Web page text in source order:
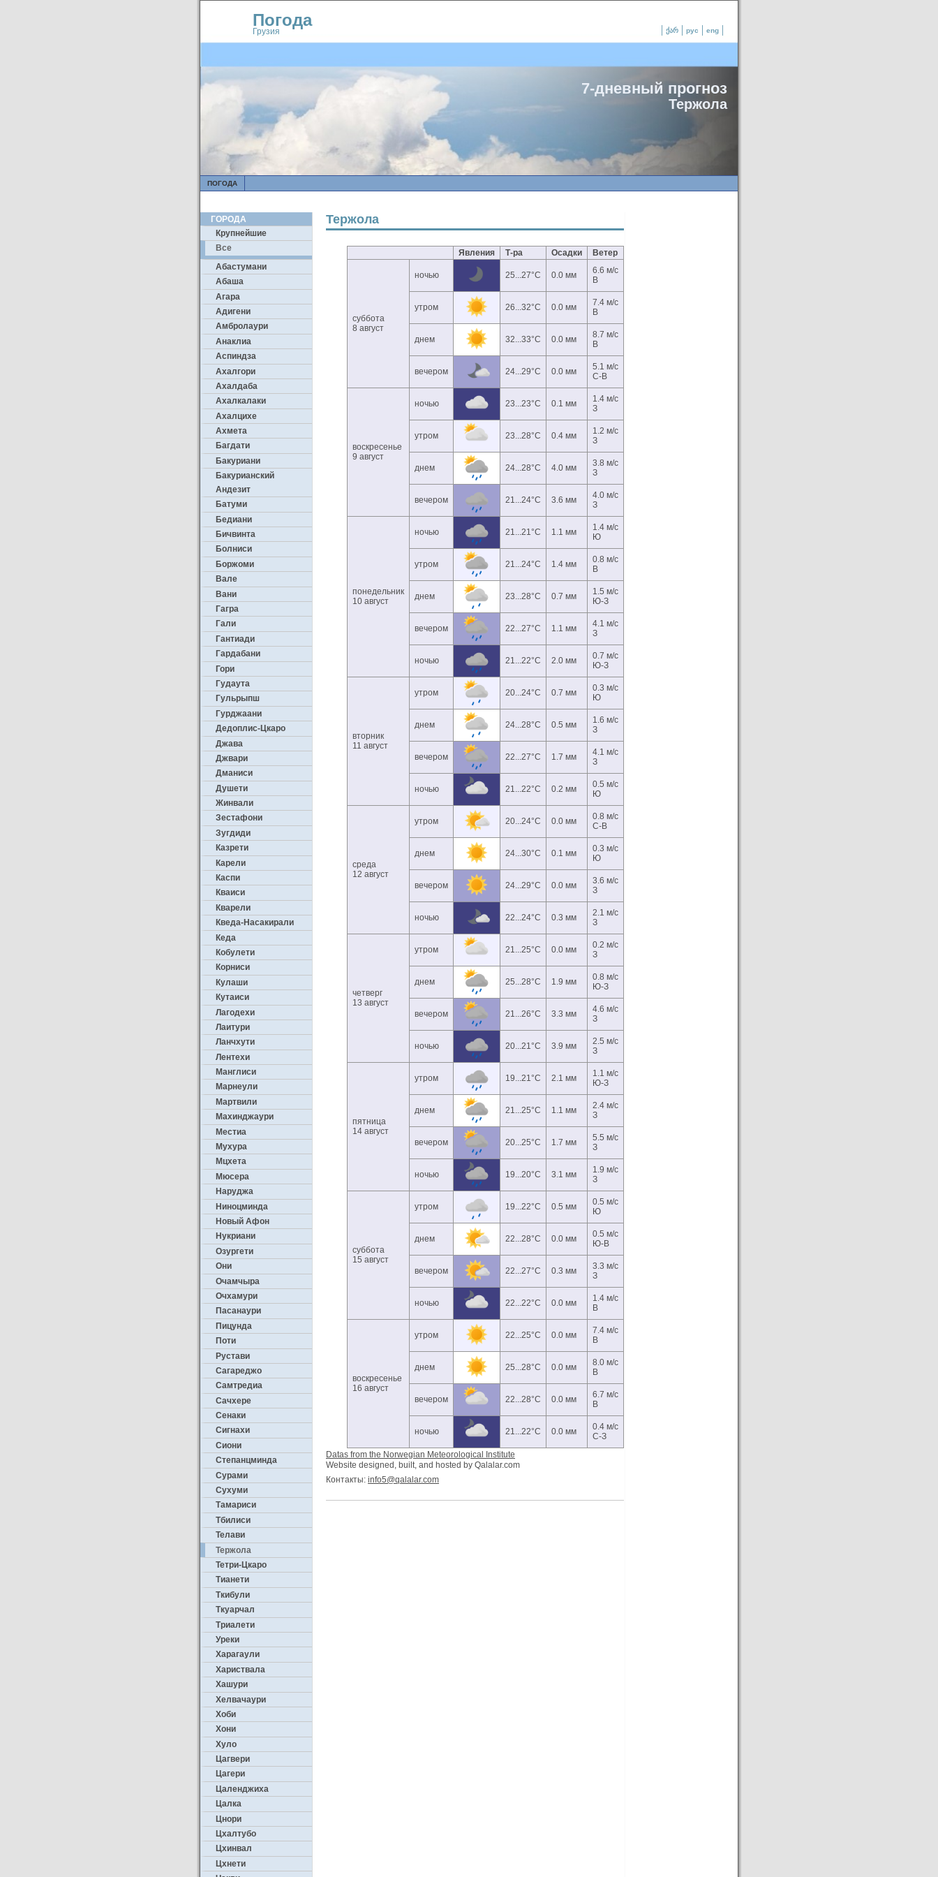
ქარ рус eng
Погода
Грузия
7-дневный прогноз
Тержола
ПОГОДА
ГОРОДА
Крупнейшие
Все
Абастумани
Абаша
Агара
Адигени
Амбролаури
Анаклиа
Аспиндза
Ахалгори
Ахалдаба
Ахалкалаки
Ахалцихе
Ахмета
Багдати
Бакуриани
Бакурианский
Андезит
Батуми
Бедиани
Бичвинта
Болниси
Боржоми
Вале
Вани
Гагра
Гали
Гантиади
Гардабани
Гори
Гудаута
Гульрыпш
Гурджаани
Дедоплис-Цкаро
Джава
Джвари
Дманиси
Душети
Жинвали
Зестафони
Зугдиди
Казрети
Карели
Каспи
Кваиси
Кварели
Кведа-Насакирали
Кеда
Кобулети
Корниси
Кулаши
Кутаиси
Лагодехи
Лаитури
Ланчхути
Лентехи
Манглиси
Марнеули
Мартвили
Махинджаури
Местиа
Мухура
Мцхета
Мюсера
Наруджа
Ниноцминда
Новый Афон
Нукриани
Озургети
Они
Очамчыра
Очхамури
Пасанаури
Пицунда
Поти
Рустави
Сагареджо
Самтредиа
Сачхере
Сенаки
Сигнахи
Сиони
Степанцминда
Сурами
Сухуми
Тамариси
Тбилиси
Телави
Тержола
Тетри-Цкаро
Тианети
Ткибули
Ткуарчал
Триалети
Уреки
Харагаули
Хариствала
Хашури
Хелвачаури
Хоби
Хони
Хуло
Цагвери
Цагери
Цаленджиха
Цалка
Цнори
Цхалтубо
Цхинвал
Цхнети
Тержола
Явления Т-ра Осадки Ветер
суббота
8 август
ночью 25...27°C 0.0 мм
6.6 м/с
В
утром 26...32°C 0.0 мм
7.4 м/с
В
днем 32...33°C 0.0 мм
8.7 м/с
В
вечером 24...29°C 0.0 мм
5.1 м/с
С-В
воскресенье
9 август
ночью 23...23°C 0.1 мм
1.4 м/с
З
утром 23...28°C 0.4 мм
1.2 м/с
З
днем 24...28°C 4.0 мм
3.8 м/с
З
вечером 21...24°C 3.6 мм
4.0 м/с
З
понедельник
10 август
ночью 21...21°C 1.1 мм
1.4 м/с
Ю
утром 21...24°C 1.4 мм
0.8 м/с
В
днем 23...28°C 0.7 мм
1.5 м/с
Ю-З
вечером 22...27°C 1.1 мм
4.1 м/с
З
ночью 21...22°C 2.0 мм
0.7 м/с
Ю-З
вторник
11 август
утром 20...24°C 0.7 мм
0.3 м/с
Ю
днем 24...28°C 0.5 мм
1.6 м/с
З
вечером 22...27°C 1.7 мм
4.1 м/с
З
ночью 21...22°C 0.2 мм
0.5 м/с
Ю
среда
12 август
утром 20...24°C 0.0 мм
0.8 м/с
С-В
днем 24...30°C 0.1 мм
0.3 м/с
Ю
вечером 24...29°C 0.0 мм
3.6 м/с
З
ночью 22...24°C 0.3 мм
2.1 м/с
З
четверг
13 август
утром 21...25°C 0.0 мм
0.2 м/с
З
днем 25...28°C 1.9 мм
0.8 м/с
Ю-З
вечером 21...26°C 3.3 мм
4.6 м/с
З
ночью 20...21°C 3.9 мм
2.5 м/с
З
пятница
14 август
утром 19...21°C 2.1 мм
1.1 м/с
Ю-З
днем 21...25°C 1.1 мм
2.4 м/с
З
вечером 20...25°C 1.7 мм
5.5 м/с
З
ночью 19...20°C 3.1 мм
1.9 м/с
З
суббота
15 август
утром 19...22°C 0.5 мм
0.5 м/с
Ю
днем 22...28°C 0.0 мм
0.5 м/с
Ю-В
вечером 22...27°C 0.3 мм
3.3 м/с
З
ночью 22...22°C 0.0 мм
1.4 м/с
В
воскресенье
16 август
утром 22...25°C 0.0 мм
7.4 м/с
В
днем 25...28°C 0.0 мм
8.0 м/с
В
вечером 22...28°C 0.0 мм
6.7 м/с
В
ночью 21...22°C 0.0 мм
0.4 м/с
С-З
Datas from the Norwegian Meteorological Institute
Website designed, built, and hosted by Qalalar.com
Контакты: info5@qalalar.com